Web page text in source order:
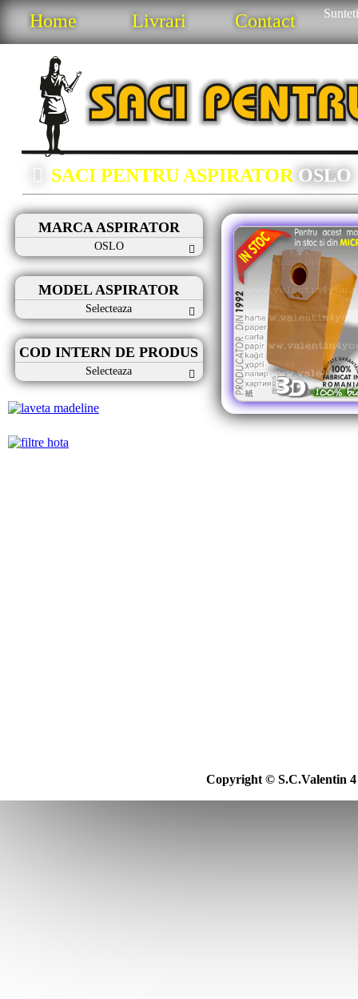
Home Livrari Contact
SACI PENTRU ASPIRATOR OSLO
MARCA ASPIRATOR
OSLO
MODEL ASPIRATOR
Selecteaza
COD INTERN DE PRODUS
Selecteaza
Copyright © S.C.Valentin